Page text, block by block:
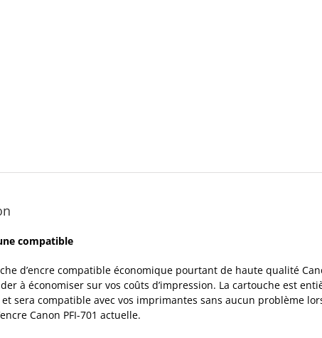
compatible
d’encre compatible économique pourtant de haute qualité
à économiser sur vos coûts d’impression. La cartouche est
sera compatible avec vos imprimantes sans aucun problème
Canon PFI-701 actuelle.